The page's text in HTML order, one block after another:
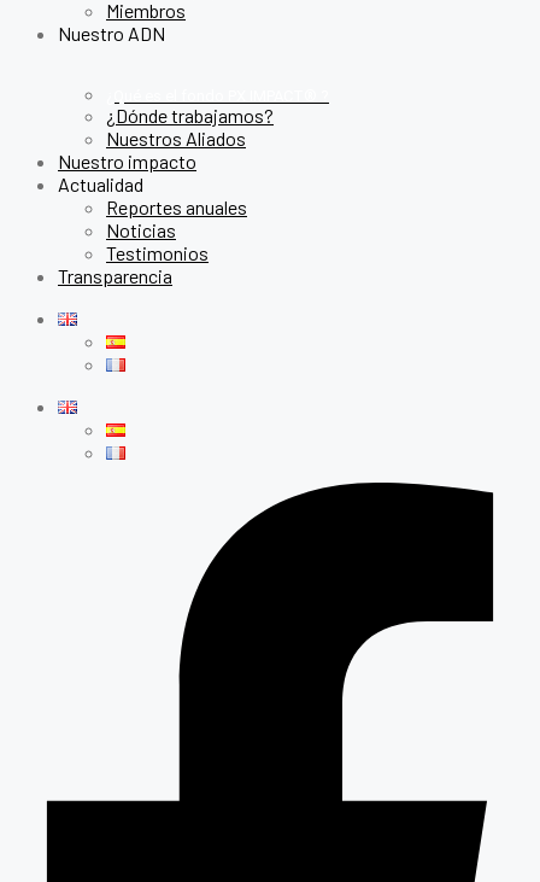
Miembros
Nuestro ADN
¿Dónde trabajamos?
Nuestros Aliados
Nuestro impacto
Actualidad
Reportes anuales
Noticias
Testimonios
Transparencia